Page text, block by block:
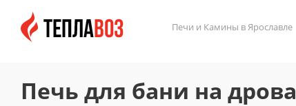
Печи и Камины в Ярославле
Печь для бани на